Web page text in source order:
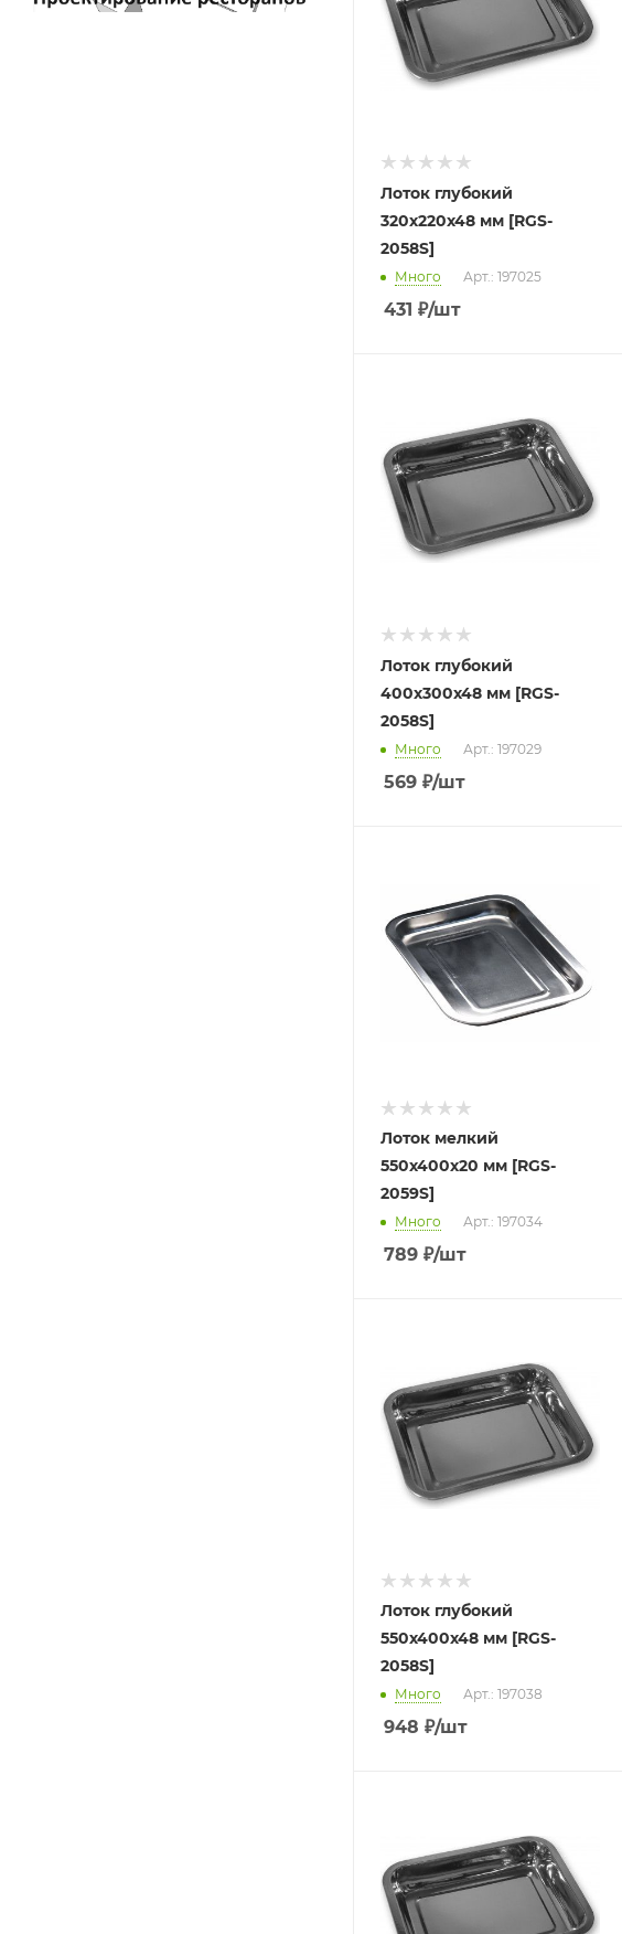
Лоток глубокий
320х220х48 мм [RGS-
2058S]
Много Арт.: 197025
431 ₽/шт
Лоток глубокий
400х300х48 мм [RGS-
2058S]
Много Арт.: 197029
569 ₽/шт
Лоток мелкий
550х400х20 мм [RGS-
2059S]
Много Арт.: 197034
789 ₽/шт
Лоток глубокий
550х400х48 мм [RGS-
2058S]
Много Арт.: 197038
948 ₽/шт